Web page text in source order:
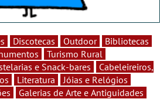
Discotecas Outdoor
Bibliotecas
Turismo Rural
e Snack-bares
Cabeleireiros,
Literatura
Jóias e Relógios
Galerias de Arte e Antiguidades